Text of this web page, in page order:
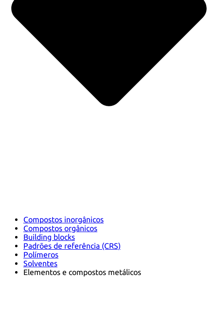
Compostos inorgânicos
Compostos orgânicos
Building blocks
Padrões de referência (CRS)
Polímeros
Solventes
Elementos e compostos metálicos